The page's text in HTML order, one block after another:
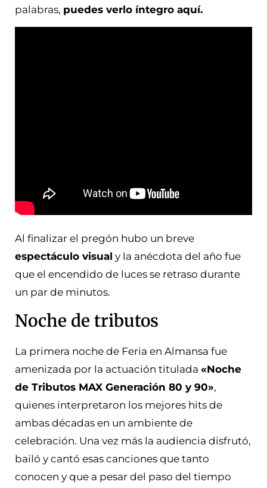
palabras, puedes verlo íntegro aquí.
Al finalizar el pregón hubo un breve
espectáculo visual y la anécdota del año fue
que el encendido de luces se retraso durante
un par de minutos.
Noche de tributos
La primera noche de Feria en Almansa fue
amenizada por la actuación titulada «Noche
de Tributos MAX Generación 80 y 90»,
quienes interpretaron los mejores hits de
ambas décadas en un ambiente de
celebración. Una vez más la audiencia disfrutó,
bailó y cantó esas canciones que tanto
conocen y que a pesar del paso del tiempo